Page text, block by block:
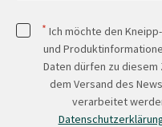
* Ich möchte den
und
Daten dürfen zu diesem
dem Versand des
verarbeitet